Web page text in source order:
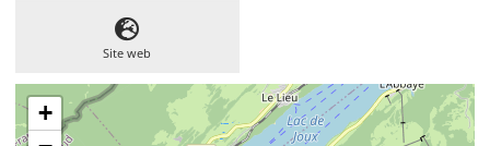
Site web
+